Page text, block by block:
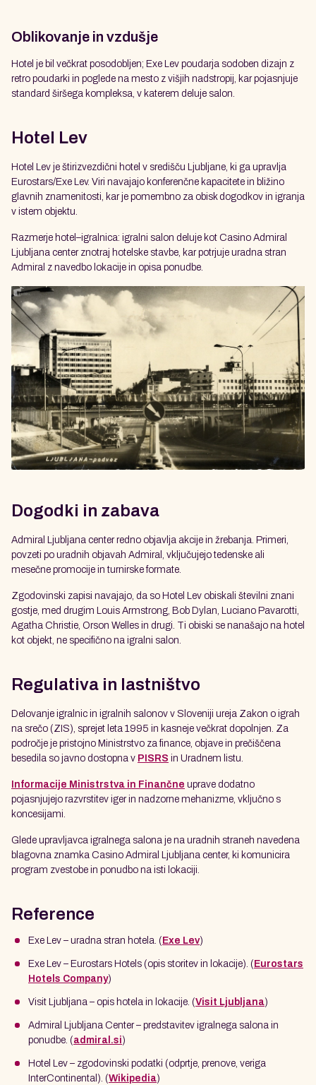
Oblikovanje in vzdušje
Hotel je bil večkrat posodobljen; Exe Lev poudarja sodoben dizajn z
retro poudarki in poglede na mesto z višjih nadstropij, kar pojasnjuje
standard širšega kompleksa, v katerem deluje salon.
Hotel Lev
Hotel Lev je štirizvezdični hotel v središču Ljubljane, ki ga upravlja
Eurostars/Exe Lev. Viri navajajo konferenčne kapacitete in bližino
glavnih znamenitosti, kar je pomembno za obisk dogodkov in igranja
v istem objektu.
Razmerje hotel–igralnica: igralni salon deluje kot Casino Admiral
Ljubljana center znotraj hotelske stavbe, kar potrjuje uradna stran
Admiral z navedbo lokacije in opisa ponudbe.
Dogodki in zabava
Admiral Ljubljana center redno objavlja akcije in žrebanja. Primeri,
povzeti po uradnih objavah Admiral, vključujejo tedenske ali
mesečne promocije in turnirske formate.
Zgodovinski zapisi navajajo, da so Hotel Lev obiskali številni znani
gostje, med drugim Louis Armstrong, Bob Dylan, Luciano Pavarotti,
Agatha Christie, Orson Welles in drugi. Ti obiski se nanašajo na hotel
kot objekt, ne specifično na igralni salon.
Regulativa in lastništvo
Delovanje igralnic in igralnih salonov v Sloveniji ureja Zakon o igrah
na srečo (ZIS), sprejet leta 1995 in kasneje večkrat dopolnjen. Za
področje je pristojno Ministrstvo za finance, objave in prečiščena
besedila so javno dostopna v PISRS in Uradnem listu.
Informacije Ministrstva in Finančne uprave dodatno
pojasnjujejo razvrstitev iger in nadzorne mehanizme, vključno s
koncesijami.
Glede upravljavca igralnega salona je na uradnih straneh navedena
blagovna znamka Casino Admiral Ljubljana center, ki komunicira
program zvestobe in ponudbo na isti lokaciji.
Reference
Exe Lev – uradna stran hotela. (Exe Lev)
Exe Lev – Eurostars Hotels (opis storitev in lokacije). (Eurostars
Hotels Company)
Visit Ljubljana – opis hotela in lokacije. (Visit Ljubljana)
Admiral Ljubljana Center – predstavitev igralnega salona in
ponudbe. (admiral.si)
Hotel Lev – zgodovinski podatki (odprtje, prenove, veriga
InterContinental). (Wikipedia)